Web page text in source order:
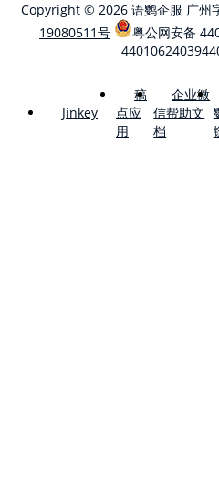
Copyright © 2026 语鹦企服 广州
19080511号
粤公网安备
Jinkey
稿
点应
用
企业微
信帮助文
档